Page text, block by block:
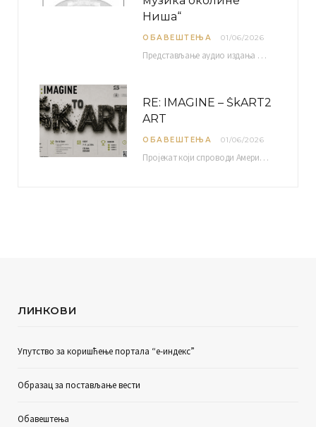
Ниша“
ОБАВЕШТЕЊА 01/06/2026
Представљање аудио издања “Традиционална музика околине Ниша” организује се у оквиру пројекта О-10-17 Музичко наслеђе…
RE: IMAGINE – ŠkART2
ART
ОБАВЕШТЕЊА 01/06/2026
Пројекат који спроводи Америчка привредна комора уз подршку компаније Philip Morris International, са циљем повезивања…
ЛИНКОВИ
Упутство за коришћење портала “е-индекс”
Образац за постављање вести
Обавештења